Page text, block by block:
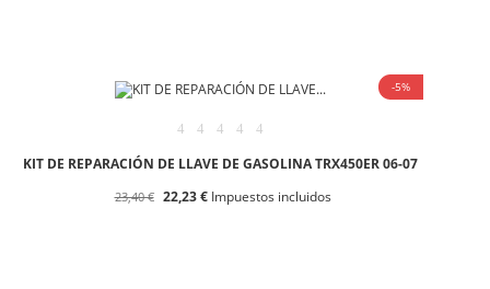
-5%
KIT DE REPARACIÓN DE LLAVE DE GASOLINA TRX450ER 06-07
23,40 € 22,23 €Impuestos incluidos